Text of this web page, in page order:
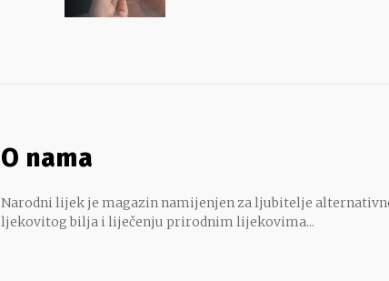
O nama
Narodni lijek je magazin namijenjen za ljubitelje
ljekovitog bilja i liječenju prirodnim lijekovima...